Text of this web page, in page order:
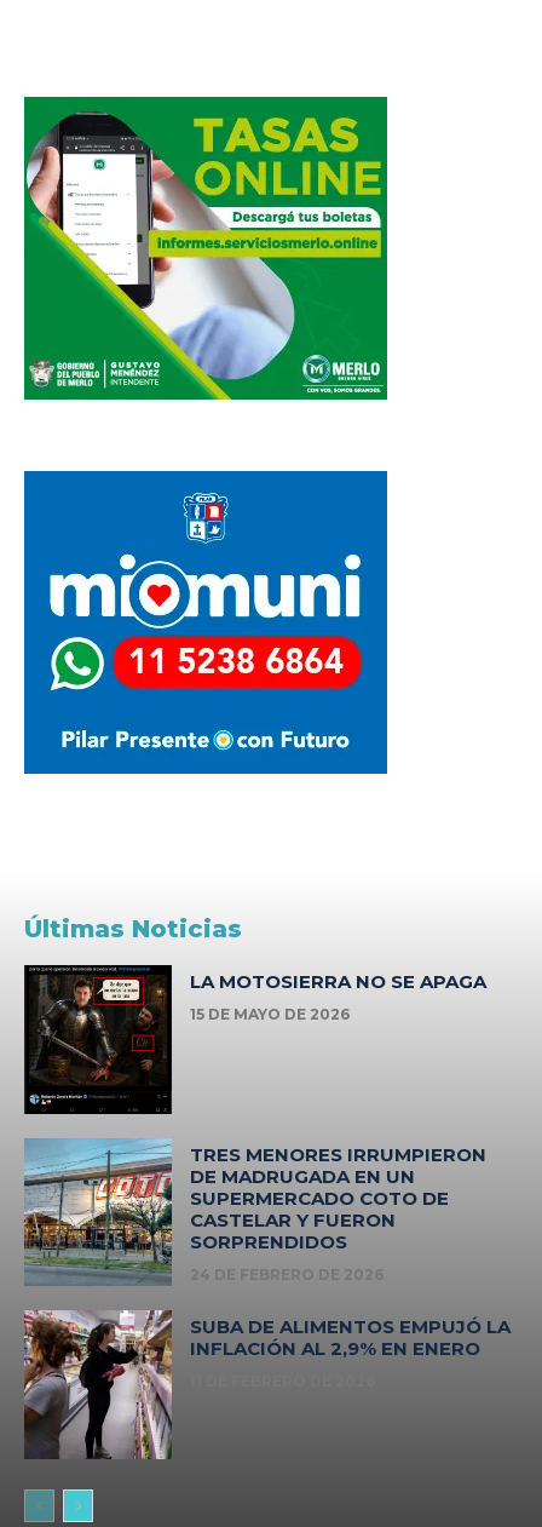
Últimas Noticias
LA MOTOSIERRA NO SE APAGA
15 DE MAYO DE 2026
TRES MENORES IRRUMPIERON
DE MADRUGADA EN UN
SUPERMERCADO COTO DE
CASTELAR Y FUERON
SORPRENDIDOS
24 DE FEBRERO DE 2026
SUBA DE ALIMENTOS EMPUJÓ LA
INFLACIÓN AL 2,9% EN ENERO